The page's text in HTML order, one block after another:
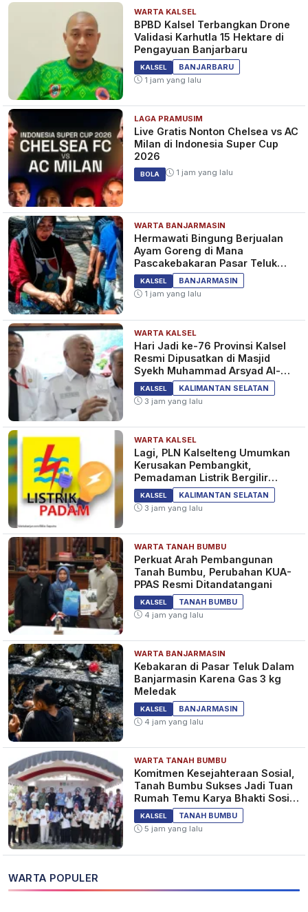
WARTA KALSEL
BPBD Kalsel Terbangkan Drone
Validasi Karhutla 15 Hektare di
Pengayuan Banjarbaru
KALSEL
BANJARBARU
1 jam yang lalu
LAGA PRAMUSIM
Live Gratis Nonton Chelsea vs AC
Milan di Indonesia Super Cup
2026
BOLA 1 jam yang lalu
WARTA BANJARMASIN
Hermawati Bingung Berjualan
Ayam Goreng di Mana
Pascakebakaran Pasar Teluk
Dalam Banjarmasin
KALSEL
BANJARMASIN
1 jam yang lalu
WARTA KALSEL
Hari Jadi ke-76 Provinsi Kalsel
Resmi Dipusatkan di Masjid
Syekh Muhammad Arsyad Al-
Banjari
KALSEL
KALIMANTAN SELATAN
3 jam yang lalu
WARTA KALSEL
Lagi, PLN Kalselteng Umumkan
Kerusakan Pembangkit,
Pemadaman Listrik Bergilir
Diperpanjang?
KALSEL
KALIMANTAN SELATAN
3 jam yang lalu
WARTA TANAH BUMBU
Perkuat Arah Pembangunan
Tanah Bumbu, Perubahan KUA-
PPAS Resmi Ditandatangani
KALSEL
TANAH BUMBU
4 jam yang lalu
WARTA BANJARMASIN
Kebakaran di Pasar Teluk Dalam
Banjarmasin Karena Gas 3 kg
Meledak
KALSEL
BANJARMASIN
4 jam yang lalu
WARTA TANAH BUMBU
Komitmen Kesejahteraan Sosial,
Tanah Bumbu Sukses Jadi Tuan
Rumah Temu Karya Bhakti Sosial
PSM Ke-23
KALSEL
TANAH BUMBU
5 jam yang lalu
WARTA POPULER